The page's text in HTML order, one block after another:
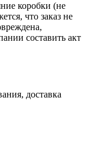
коробки (не
что заказ не
составить акт
доставка